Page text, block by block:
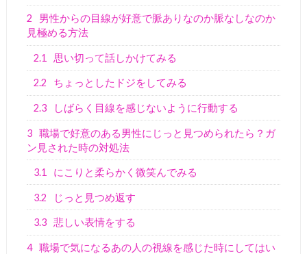
2
男性からの目線が好意で脈ありなのか脈なしなのか
見極める方法
2.1 思い切って話しかけてみる
2.2 ちょっとしたドジをしてみる
2.3 しばらく目線を感じないように行動する
3 職場で好意のある男性にじっと見つめられたら？ガ
ン見された時の対処法
3.1 にこりと柔らかく微笑んでみる
3.2 じっと見つめ返す
3.3 悲しい表情をする
4 職場で気になるあの人の視線を感じた時にしてはい